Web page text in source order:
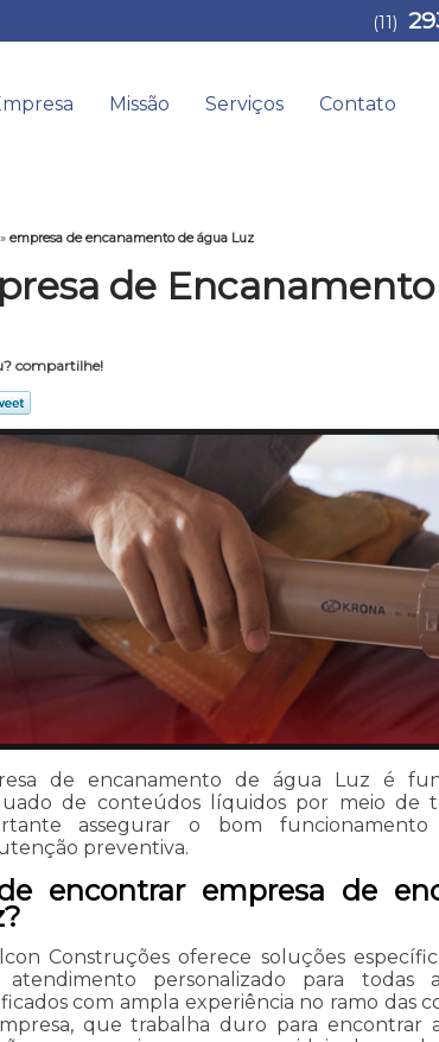
Missão Serviços Contato
(11)
» empresa de encanamento de água Luz
de
compartilhe!
de encanamento de água Luz é
de conteúdos líquidos por meio de
assegurar o bom
preventiva.
encontrar empresa de
Construções oferece soluções
atendimento personalizado para todas
com ampla experiência no ramo das
que trabalha duro para encontrar